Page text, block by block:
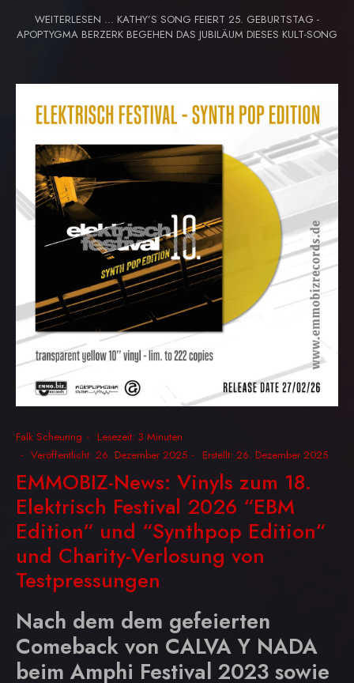
WEITERLESEN … KATHY’S SONG FEIERT 25. GEBURTSTAG -
APOPTYGMA BERZERK BEGEHEN DAS JUBILÄUM DIESES KULT-SONG
Falk Scheuring
Lesezeit: 3 Minuten
Veröffentlicht: 26. Dezember 2025
Erstellt: 26. Dezember 2025
EMMOBIZ-News: Vinyls zum 18.
Elektrisch Festival 2026 “EBM
Edition“ und “Synthpop Edition“
und Charity-Verlosung von
Testpressungen
Nach dem dem gefeierten
Comeback von CALVA Y NADA
beim Amphi Festival 2023 sowie